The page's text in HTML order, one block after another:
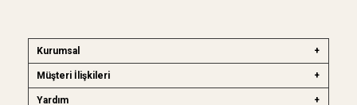
Kurumsal
Müşteri İlişkileri
Yardım